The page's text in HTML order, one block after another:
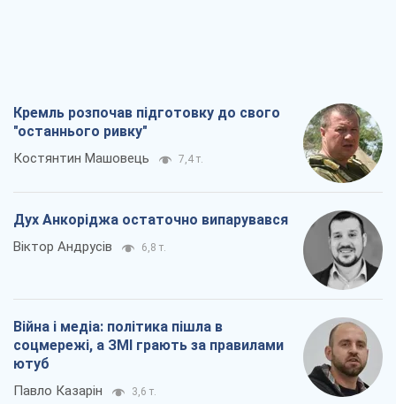
Кремль розпочав підготовку до свого
"останнього ривку"
Костянтин Машовець 7,4 т.
Дух Анкоріджа остаточно випарувався
Віктор Андрусів 6,8 т.
Війна і медіа: політика пішла в
соцмережі, а ЗМІ грають за правилами
ютуб
Павло Казарін 3,6 т.